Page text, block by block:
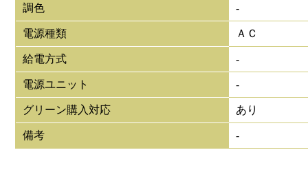
調色 -
電源種類 ＡＣ
給電方式 -
電源ユニット -
グリーン購入対応 あり
備考 -